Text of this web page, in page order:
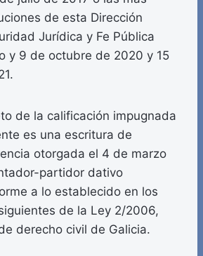
de esta Dirección
Jurídica y Fe Pública
y 9 de octubre de 2020 y 15
de la calificación impugnada
es una escritura de
otorgada el 4 de marzo
partidor dativo
a lo establecido en los
de la Ley 2/2006,
derecho civil de Galicia.